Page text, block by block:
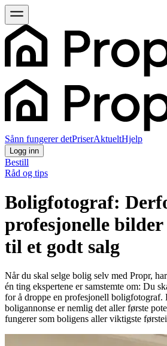
Sånn fungerer detPriserAktueltHjelp
Logg inn
Bestill
Råd og tips
Boligfotograf:
profesjonelle
til et godt salg
Når du skal selge bolig selv med Propr,
én ting ekspertene er samstemte om: Du
for å droppe en profesjonell boligfotograf.
boligannonse er nemlig det aller første
fungerer som boligens aller viktigste